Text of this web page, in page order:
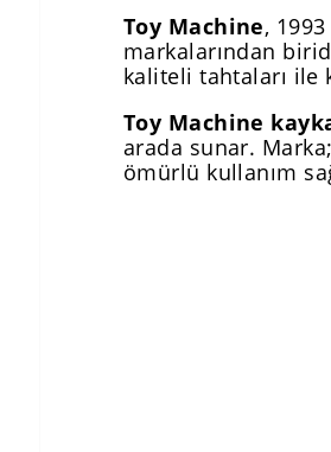
Toy Machine,
markalarından
kaliteli tahtaları ile
Toy Machine
arada sunar.
ömürlü kullanım